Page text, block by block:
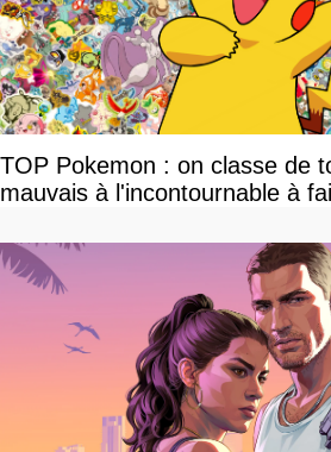
TOP Pokemon : on classe de
mauvais à l'incontournable à